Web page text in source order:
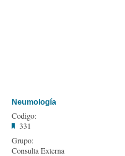
Neumología
Codigo:
331
Grupo:
Consulta Externa